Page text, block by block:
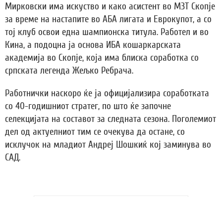
Мирковски има искуство и како асистент во МЗТ Скопје
за време на настапите во АБА лигата и Еврокупот, а со
тој клуб освои една шампионска титула. Работел и во
Кина, а подоцна ја основа ИБА кошаркарската
академија во Скопје, која има блиска соработка со
српската легенда Жељко Ребрача.
Работнички наскоро ќе ја официјализира соработката
со 40-годишниот стратег, по што ќе започне
селекцијата на составот за следната сезона. Поголемиот
дел од актуелниот тим се очекува да остане, со
исклучок на младиот Андреј Шошкиќ кој заминува во
САД.